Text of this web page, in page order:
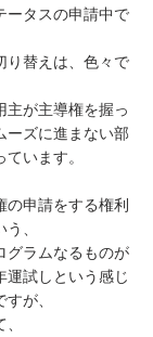
ータスの申請中で
り替えは、色々で
主が主導権を握っ
ーズに進まない部
います。
の申請をする権利
、
グラムなるものが
運試しという感じ
が、